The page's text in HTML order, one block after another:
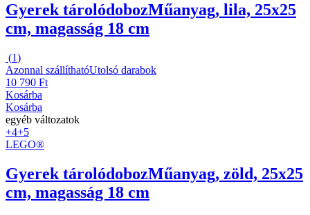
Gyerek tárolódobozMűanyag, lila, 25x25
cm, magasság 18 cm
(1)
Azonnal szállíthatóUtolsó darabok
10 790 Ft
Kosárba
Kosárba
egyéb változatok
+4+5
LEGO®
Gyerek tárolódobozMűanyag, zöld, 25x25
cm, magasság 18 cm